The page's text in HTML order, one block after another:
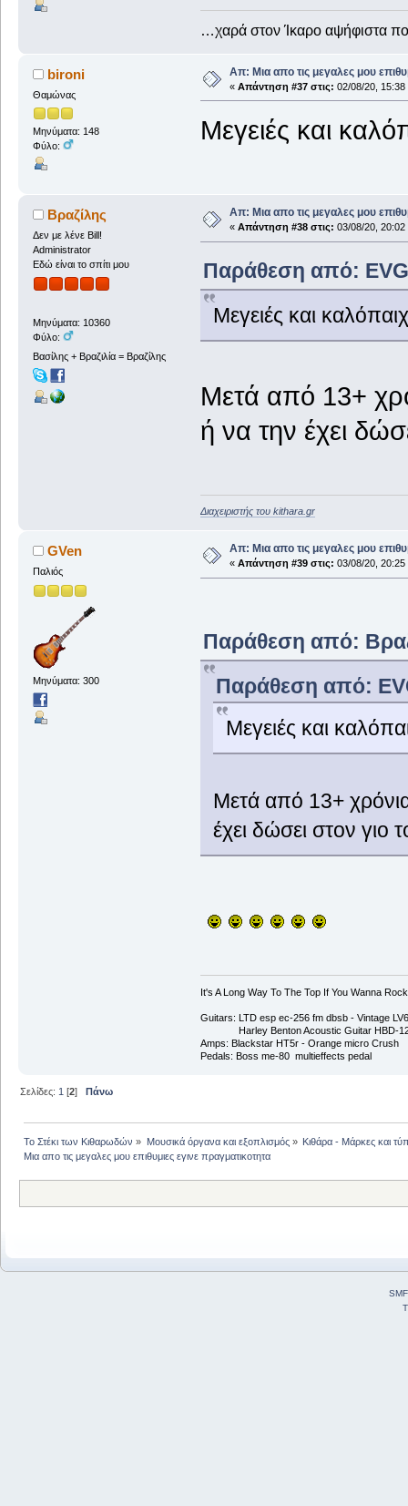
…χαρά στον Ίκαρο αψήφιστα
bironi
Θαμώνας
Μηνύματα: 148
Φύλο:
Απ: Μια απο τις μεγαλες μου
« Απάντηση #37 στις: 02/08/20, 15:38
Μεγειές και
Βραζίλης
Δεν με λένε Bill!
Administrator
Εδώ είναι το σπίτι μου
Μηνύματα: 10360
Φύλο:
Βασίλης + Βραζιλία = Βραζίλης
Απ: Μια απο τις μεγαλες μου
« Απάντηση #38 στις: 03/08/20, 20:02
Παράθεση από:
Μεγειές και
Μετά από 13+
ή να την έχει
Διαχειριστής του kithara.gr
GVen
Παλιός
Μηνύματα: 300
Απ: Μια απο τις μεγαλες μου
« Απάντηση #39 στις: 03/08/20, 20:25
Παράθεση από:
Παράθεση από:
Μεγειές και
Μετά από 13+
έχει δώσει στον γιο
It's A Long Way To The Top If You Wanna
Guitars: LTD esp ec-256 fm dbsb - Vintage
Harley Benton Acoustic Guitar HBD-
Amps: Blackstar HT5r - Orange micro Crush
Pedals: Boss me-80 multieffects pedal
Σελίδες: 1 [2]Πάνω
Το Στέκι των Κιθαρωδών » Μουσικά όργανα και εξοπλισμός» Κιθάρα - Μάρκες και
Μια απο τις μεγαλες μου επιθυμιες εγινε πραγματικοτητα